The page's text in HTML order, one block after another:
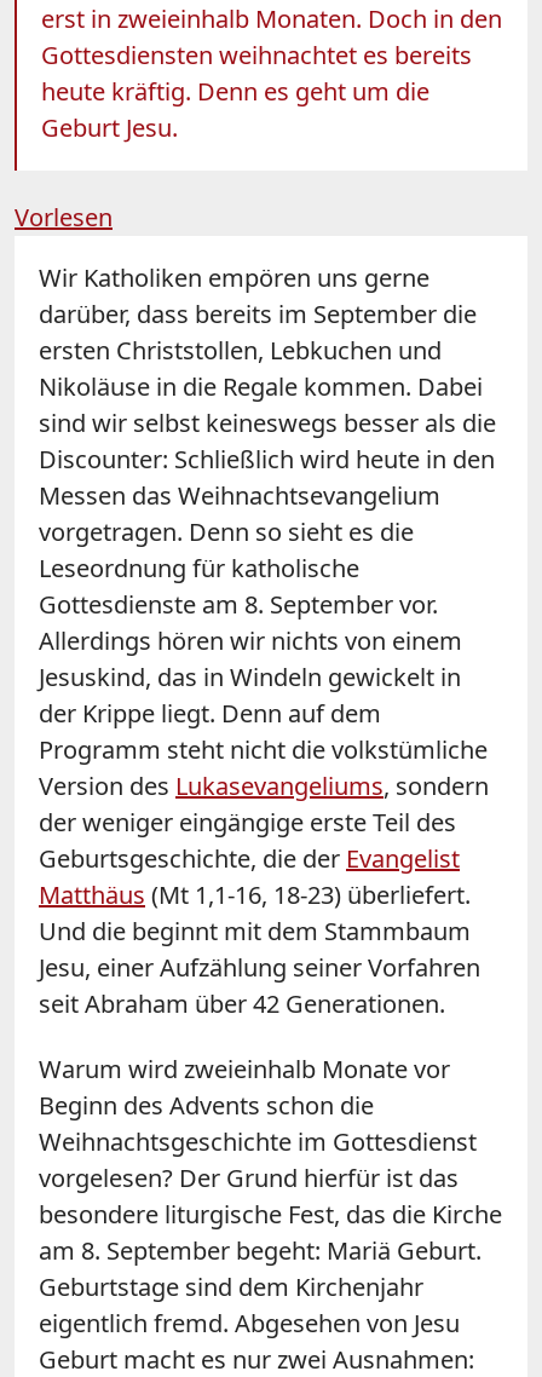
erst in zweieinhalb Monaten. Doch in den
Gottesdiensten weihnachtet es bereits
heute kräftig. Denn es geht um die
Geburt Jesu.
Vorlesen
Wir Katholiken empören uns gerne
darüber, dass bereits im September die
ersten Christstollen, Lebkuchen und
Nikoläuse in die Regale kommen. Dabei
sind wir selbst keineswegs besser als die
Discounter: Schließlich wird heute in den
Messen das Weihnachtsevangelium
vorgetragen. Denn so sieht es die
Leseordnung für katholische
Gottesdienste am 8. September vor.
Allerdings hören wir nichts von einem
Jesuskind, das in Windeln gewickelt in
der Krippe liegt. Denn auf dem
Programm steht nicht die volkstümliche
Version des Lukasevangeliums, sondern
der weniger eingängige erste Teil des
Geburtsgeschichte, die der Evangelist
Matthäus (Mt 1,1-16, 18-23) überliefert.
Und die beginnt mit dem Stammbaum
Jesu, einer Aufzählung seiner Vorfahren
seit Abraham über 42 Generationen.
Warum wird zweieinhalb Monate vor
Beginn des Advents schon die
Weihnachtsgeschichte im Gottesdienst
vorgelesen? Der Grund hierfür ist das
besondere liturgische Fest, das die Kirche
am 8. September begeht: Mariä Geburt.
Geburtstage sind dem Kirchenjahr
eigentlich fremd. Abgesehen von Jesu
Geburt macht es nur zwei Ausnahmen: